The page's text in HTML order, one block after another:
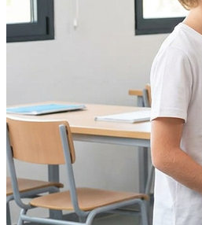
Cruzeiro